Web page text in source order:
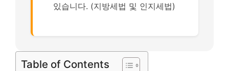
있습니다. (지방세법 및 인지세법)
Table of Contents